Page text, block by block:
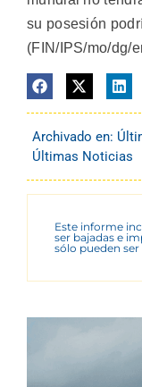
su posesión
(FIN/IPS/mo/dg/
Archivado en:
Últimas Noticias
Este informe
ser bajadas e
sólo pueden